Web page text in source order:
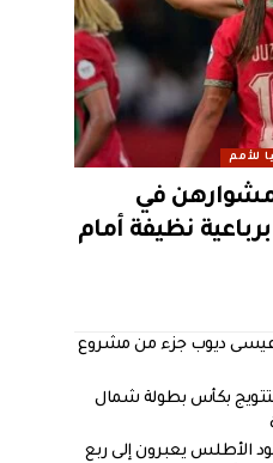
للأمم
في
نظيفة أمام
عيسى ديوب جزء من مشروع
بكأس بطولة شمال
الأطلس يعبرون إلى ربع